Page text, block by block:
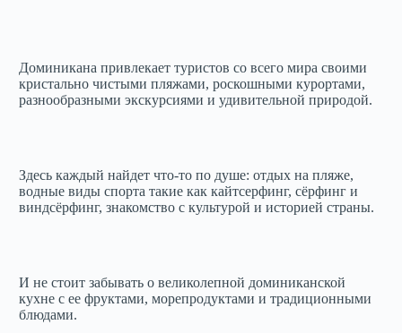
Доминикана привлекает туристов со всего мира своими
кристально чистыми пляжами, роскошными курортами,
разнообразными экскурсиями и удивительной природой.
Здесь каждый найдет что-то по душе: отдых на пляже,
водные виды спорта такие как кайтсерфинг, сёрфинг и
виндсёрфинг, знакомство с культурой и историей страны.
И не стоит забывать о великолепной доминиканской
кухне с ее фруктами, морепродуктами и традиционными
блюдами.